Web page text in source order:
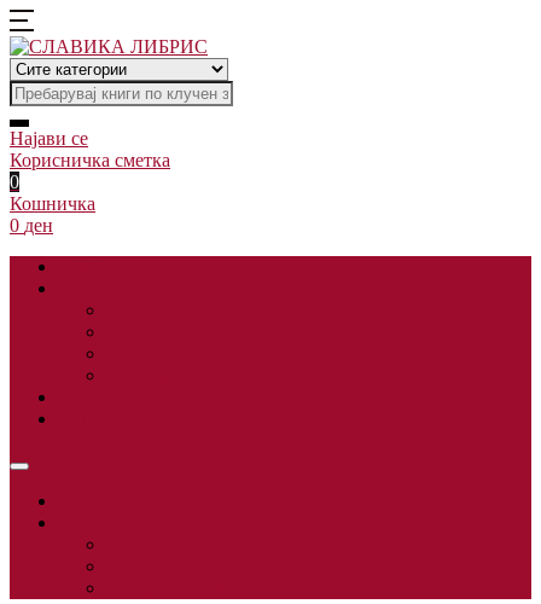
Најави се
Корисничка сметка
0
Кошничка
0 ден